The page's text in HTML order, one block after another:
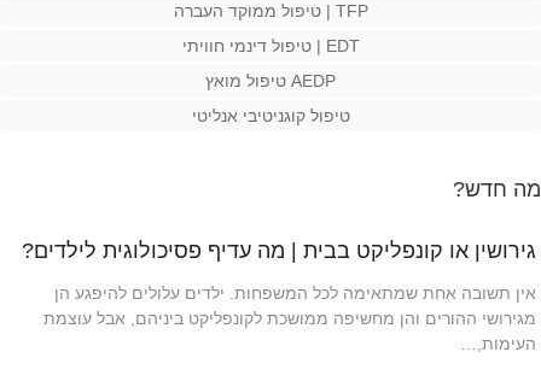
TFP | טיפול ממוקד העברה
EDT | טיפול דינמי חוויתי
AEDP טיפול מואץ
טיפול קוגניטיבי אנליטי
מה חדש?
גירושין או קונפליקט בבית | מה עדיף פסיכולוגית לילדים?
אין תשובה אחת שמתאימה לכל המשפחות. ילדים עלולים להיפגע הן
מגירושי ההורים והן מחשיפה ממושכת לקונפליקט ביניהם, אבל עוצמת
העימות,…